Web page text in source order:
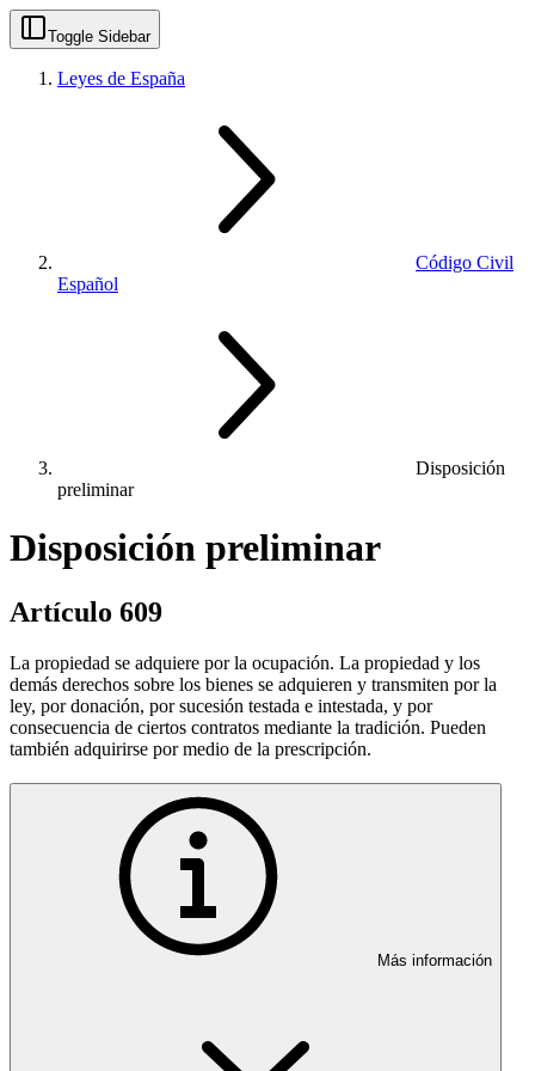
Toggle Sidebar
Leyes de España
Código Civil
Español
Disposición
preliminar
Disposición preliminar
Artículo 609
La propiedad se adquiere por la ocupación. La propiedad y los
demás derechos sobre los bienes se adquieren y transmiten por la
ley, por donación, por sucesión testada e intestada, y por
consecuencia de ciertos contratos mediante la tradición. Pueden
también adquirirse por medio de la prescripción.
Más información